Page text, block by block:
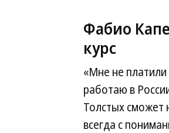
Фабио
курс
«Мне не платили
работаю в
Толстых
всегда с